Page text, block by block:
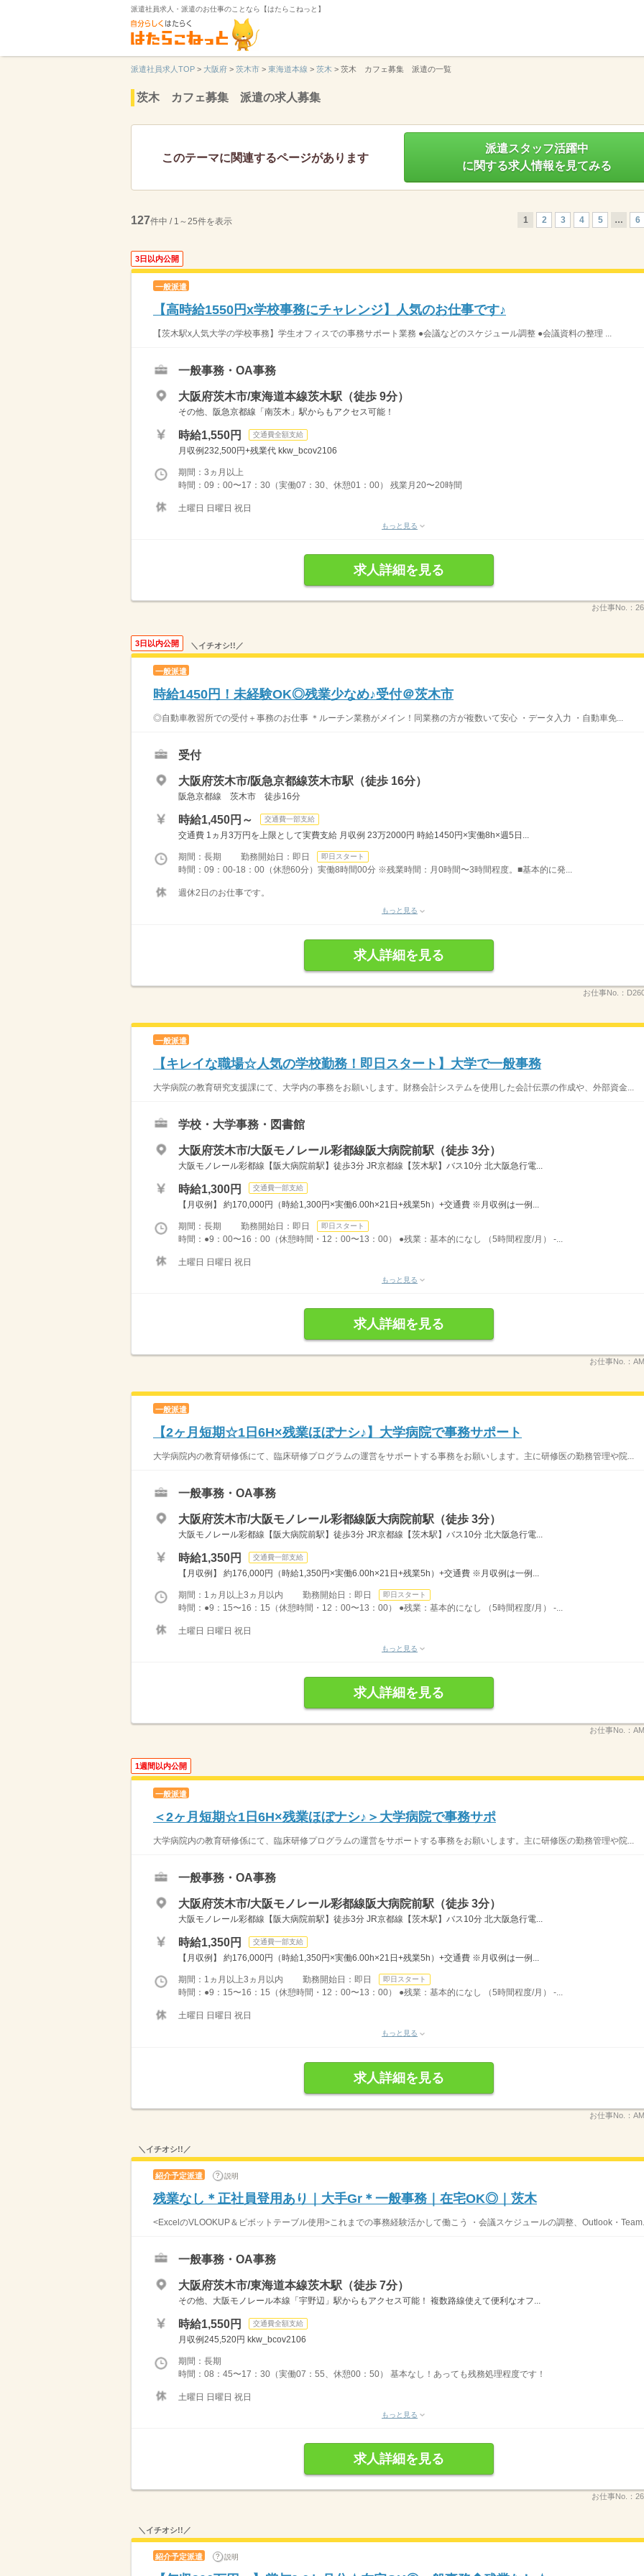
派遣社員求人・派遣のお仕事のことなら【はたらこねっと】
派遣社員求人TOP > 大阪府 > 茨木市 > 東海道本線 > 茨木 > 茨木 カフェ募集 派遣の一覧
茨木 カフェ募集 派遣の求人募集
このテーマに関連するページがあります
派遣スタッフ活躍中
に関する求人情報を見てみる
127件中 / 1～25件を表示 1 2 3 4 5 … 6
3日以内公開
一般派遣
【高時給1550円x学校事務にチャレンジ】人気のお仕事です♪
【茨木駅x人気大学の学校事務】学生オフィスでの事務サポート業務 ●会議などのスケジュール調整 ●会議資料の整理 ...
一般事務・OA事務
大阪府茨木市/東海道本線茨木駅（徒歩 9分）
その他、阪急京都線「南茨木」駅からもアクセス可能！
時給1,550円 交通費全額支給
月収例232,500円+残業代 kkw_bcov2106
期間：3ヵ月以上
時間：09：00〜17：30（実働07：30、休憩01：00） 残業月20〜20時間
土曜日 日曜日 祝日
もっと見る
求人詳細を見る
お仕事No.：
3日以内公開 ＼イチオシ!!／
一般派遣
時給1450円！未経験OK◎残業少なめ♪受付＠茨木市
◎自動車教習所での受付＋事務のお仕事 ＊ルーチン業務がメイン！同業務の方が複数いて安心 ・データ入力 ・自動車免...
受付
大阪府茨木市/阪急京都線茨木市駅（徒歩 16分）
阪急京都線 茨木市 徒歩16分
時給1,450円～ 交通費一部支給
交通費 1ヵ月3万円を上限として実費支給 月収例 23万2000円 時給1450円×実働8h×週5日...
期間：長期 勤務開始日：即日 即日スタート
時間：09：00-18：00（休憩60分）実働8時間00分 ※残業時間：月0時間〜3時間程度。■基本的に発...
週休2日のお仕事です。
もっと見る
求人詳細を見る
お仕事No.：
一般派遣
【キレイな職場☆人気の学校勤務！即日スタート】大学で一般事務
大学病院の教育研究支援課にて、大学内の事務をお願いします。財務会計システムを使用した会計伝票の作成や、外部資金...
学校・大学事務・図書館
大阪府茨木市/大阪モノレール彩都線阪大病院前駅（徒歩 3分）
大阪モノレール彩都線【阪大病院前駅】徒歩3分 JR京都線【茨木駅】バス10分 北大阪急行電...
時給1,300円 交通費一部支給
【月収例】 約170,000円（時給1,300円×実働6.00h×21日+残業5h）+交通費 ※月収例は一例...
期間：長期 勤務開始日：即日 即日スタート
時間：●9：00〜16：00（休憩時間・12：00〜13：00） ●残業：基本的になし （5時間程度/月） -...
土曜日 日曜日 祝日
もっと見る
求人詳細を見る
お仕事No.：
一般派遣
【2ヶ月短期☆1日6H×残業ほぼナシ♪】大学病院で事務サポート
大学病院内の教育研修係にて、臨床研修プログラムの運営をサポートする事務をお願いします。主に研修医の勤務管理や院...
一般事務・OA事務
大阪府茨木市/大阪モノレール彩都線阪大病院前駅（徒歩 3分）
大阪モノレール彩都線【阪大病院前駅】徒歩3分 JR京都線【茨木駅】バス10分 北大阪急行電...
時給1,350円 交通費一部支給
【月収例】 約176,000円（時給1,350円×実働6.00h×21日+残業5h）+交通費 ※月収例は一例...
期間：1ヵ月以上3ヵ月以内 勤務開始日：即日 即日スタート
時間：●9：15〜16：15（休憩時間・12：00〜13：00） ●残業：基本的になし （5時間程度/月） -...
土曜日 日曜日 祝日
もっと見る
求人詳細を見る
お仕事No.：
1週間以内公開
一般派遣
＜2ヶ月短期☆1日6H×残業ほぼナシ♪＞大学病院で事務サポ
大学病院内の教育研修係にて、臨床研修プログラムの運営をサポートする事務をお願いします。主に研修医の勤務管理や院...
一般事務・OA事務
大阪府茨木市/大阪モノレール彩都線阪大病院前駅（徒歩 3分）
大阪モノレール彩都線【阪大病院前駅】徒歩3分 JR京都線【茨木駅】バス10分 北大阪急行電...
時給1,350円 交通費一部支給
【月収例】 約176,000円（時給1,350円×実働6.00h×21日+残業5h）+交通費 ※月収例は一例...
期間：1ヵ月以上3ヵ月以内 勤務開始日：即日 即日スタート
時間：●9：15〜16：15（休憩時間・12：00〜13：00） ●残業：基本的になし （5時間程度/月） -...
土曜日 日曜日 祝日
もっと見る
求人詳細を見る
お仕事No.：
＼イチオシ!!／
紹介予定派遣 説明
残業なし＊正社員登用あり｜大手Gr＊一般事務｜在宅OK◎｜茨木
<ExcelのVLOOKUP＆ピボットテーブル使用>これまでの事務経験活かして働こう ・会議スケジュールの調整、Outlook・Team...
一般事務・OA事務
大阪府茨木市/東海道本線茨木駅（徒歩 7分）
その他、大阪モノレール本線「宇野辺」駅からもアクセス可能！ 複数路線使えて便利なオフ...
時給1,550円 交通費全額支給
月収例245,520円 kkw_bcov2106
期間：長期
時間：08：45〜17：30（実働07：55、休憩00：50） 基本なし！あっても残務処理程度です！
土曜日 日曜日 祝日
もっと見る
求人詳細を見る
お仕事No.：
＼イチオシ!!／
紹介予定派遣 説明